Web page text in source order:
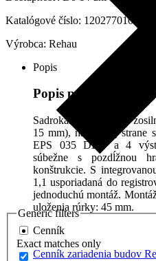
Generic filters
Exact matches only
12027701001
Katalógové číslo: 12027701001
Výrobca: Rehau
Popis
Popis produktu
Sadrokartónová doska
15 mm), na zadnej strane
EPS 035 DEO a 4
súbežne s pozdĺžnou
konštrukcie. S
1,1 usporiadaná do
jednoduchú montáž.
uloženia rúrky: 45 mm.
Cenník
Cenník zariadenia budov